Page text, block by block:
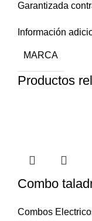
Garantizada
Información
MARCA
Productos
Combo
Combos